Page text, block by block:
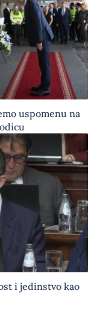
uspomenu na
i jedinstvo kao